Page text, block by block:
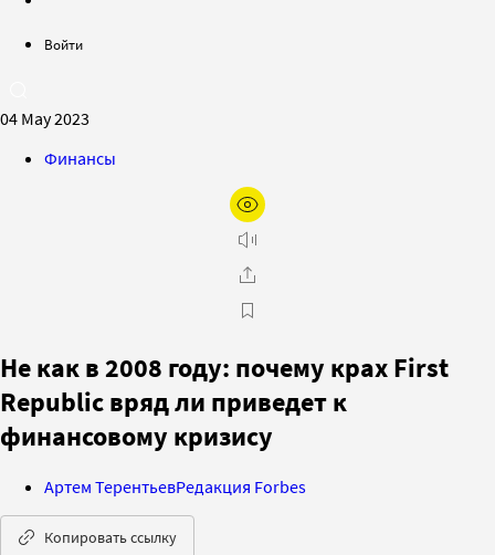
Войти
04 May 2023
Финансы
Не как в 2008 году: почему крах First
Republic вряд ли приведет к
финансовому кризису
Артем ТерентьевРедакция Forbes
Копировать ссылку